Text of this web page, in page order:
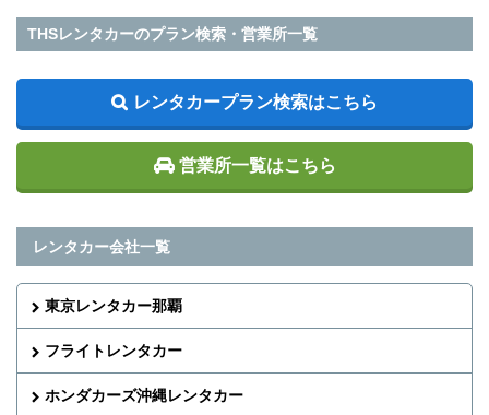
THSレンタカーのプラン検索・営業所一覧
レンタカープラン検索はこちら
営業所一覧はこちら
レンタカー会社一覧
東京レンタカー那覇
フライトレンタカー
ホンダカーズ沖縄レンタカー